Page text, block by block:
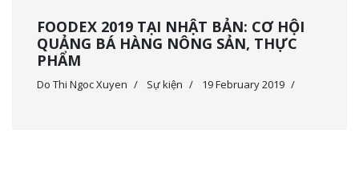
FOODEX 2019 TẠI NHẬT BẢN: CƠ HỘI
QUẢNG BÁ HÀNG NÔNG SẢN, THỰC
PHẨM
Do Thi Ngoc Xuyen Sự kiện 19 February 2019